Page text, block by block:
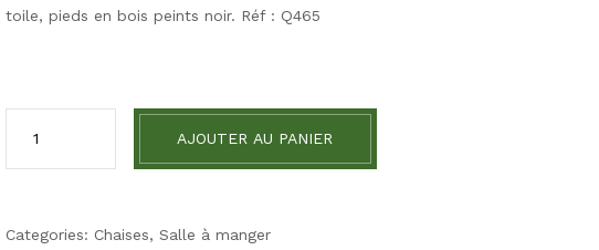
toile, pieds en bois peints noir. Réf : Q465
AJOUTER AU PANIER
Categories: Chaises, Salle à manger